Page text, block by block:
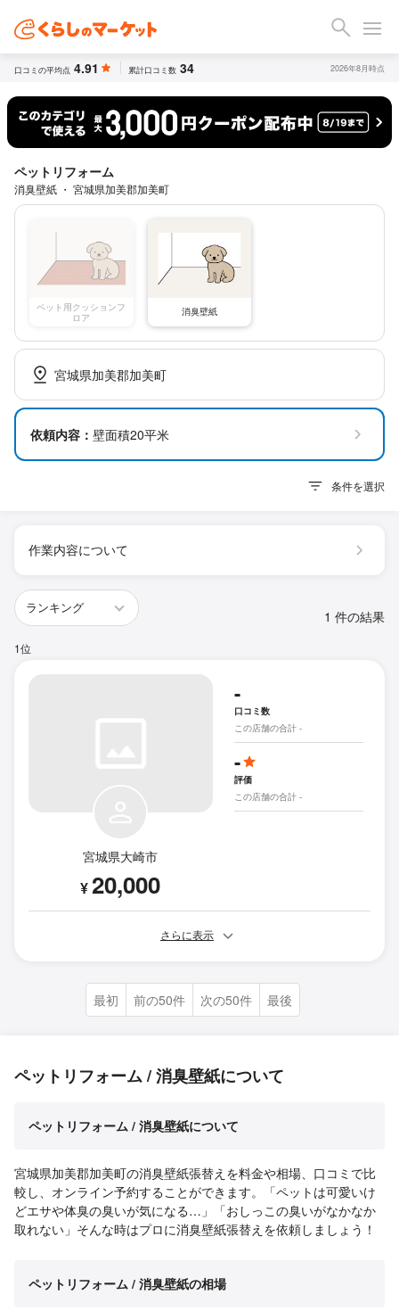
口コミの平均点 4.91 累計口コミ数 34 2026年8月時点
ペットリフォーム
消臭壁紙 ・ 宮城県加美郡加美町
ペット用クッションフ
ロア
消臭壁紙
宮城県加美郡加美町
依頼内容： 壁面積20平米
条件を選択
作業内容について
1 件の結果
1位
宮城県大崎市
¥20,000
-
口コミ数
この店舗の合計 -
-
評価
この店舗の合計 -
さらに表示
最初 前の50件 次の50件 最後
ペットリフォーム / 消臭壁紙について
ペットリフォーム / 消臭壁紙について
宮城県加美郡加美町の消臭壁紙張替えを料金や相場、口コミで比
較し、オンライン予約することができます。「ペットは可愛いけ
どエサや体臭の臭いが気になる…」「おしっこの臭いがなかなか
取れない」そんな時はプロに消臭壁紙張替えを依頼しましょう！
ペットリフォーム / 消臭壁紙の相場